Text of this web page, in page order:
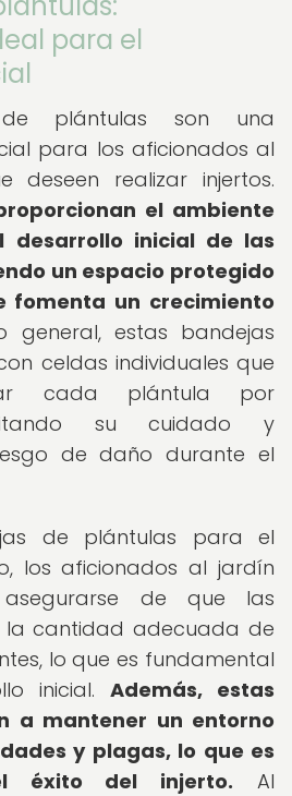
para el
plántulas son una
para los aficionados al
deseen realizar injertos.
el ambiente
desarrollo inicial de las
un espacio protegido
fomenta un crecimiento
general, estas bandejas
celdas individuales que
cada plántula por
su cuidado y
de daño durante el
de plántulas para el
los aficionados al jardín
de que las
la cantidad adecuada de
lo que es fundamental
inicial. Además, estas
a mantener un entorno
y plagas, lo que es
éxito del injerto. Al